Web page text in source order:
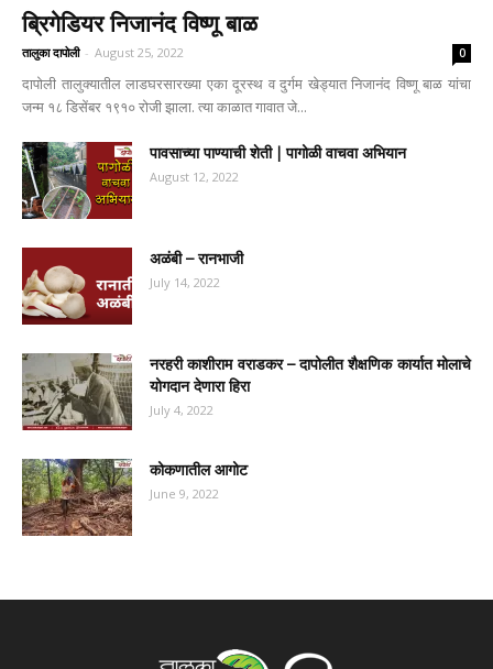
ब्रिगेडियर निजानंद विष्णू बाळ
तालुका दापोली - August 25, 2022 0
दापोली तालुक्यातील लाडघरसारख्या एका दूरस्थ व दुर्गम खेड्यात निजानंद विष्णू बाळ यांचा
जन्म १८ डिसेंबर १९१० रोजी झाला. त्या काळात गावात जे...
पावसाच्या पाण्याची शेती | पागोळी वाचवा अभियान
August 12, 2022
अळंबी – रानभाजी
July 14, 2022
नरहरी काशीराम वराडकर – दापोलीत शैक्षणिक कार्यात मोलाचे
योगदान देणारा हिरा
July 4, 2022
कोकणातील आगोट
June 9, 2022